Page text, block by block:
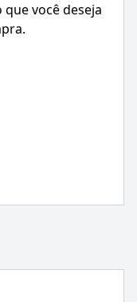
você deseja